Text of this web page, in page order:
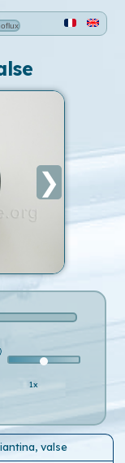
❯
1x
valse